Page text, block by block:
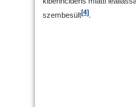
szembesült[4] .